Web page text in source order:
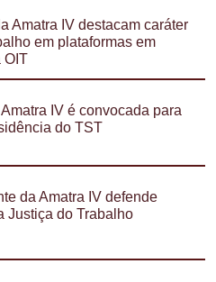
Amatra IV destacam caráter
em plataformas em
OIT
IV é convocada para
do TST
da Amatra IV defende
Justiça do Trabalho